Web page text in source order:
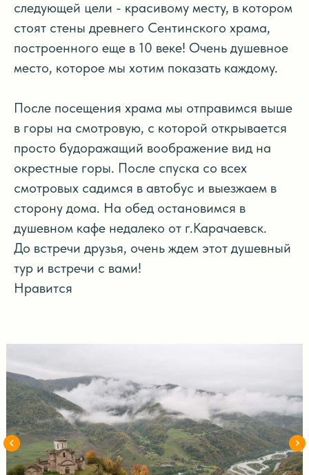
следующей цели - красивому месту, в котором
стоят стены древнего Сентинского храма,
построенного еще в 10 веке! Очень душевное
место, которое мы хотим показать каждому.
После посещения храма мы отправимся выше
в горы на смотровую, с которой открывается
просто будоражащий воображение вид на
окрестные горы. После спуска со всех
смотровых садимся в автобус и выезжаем в
сторону дома. На обед остановимся в
душевном кафе недалеко от г.Карачаевск.
До встречи друзья, очень ждем этот душевный
тур и встречи с вами!
Нравится